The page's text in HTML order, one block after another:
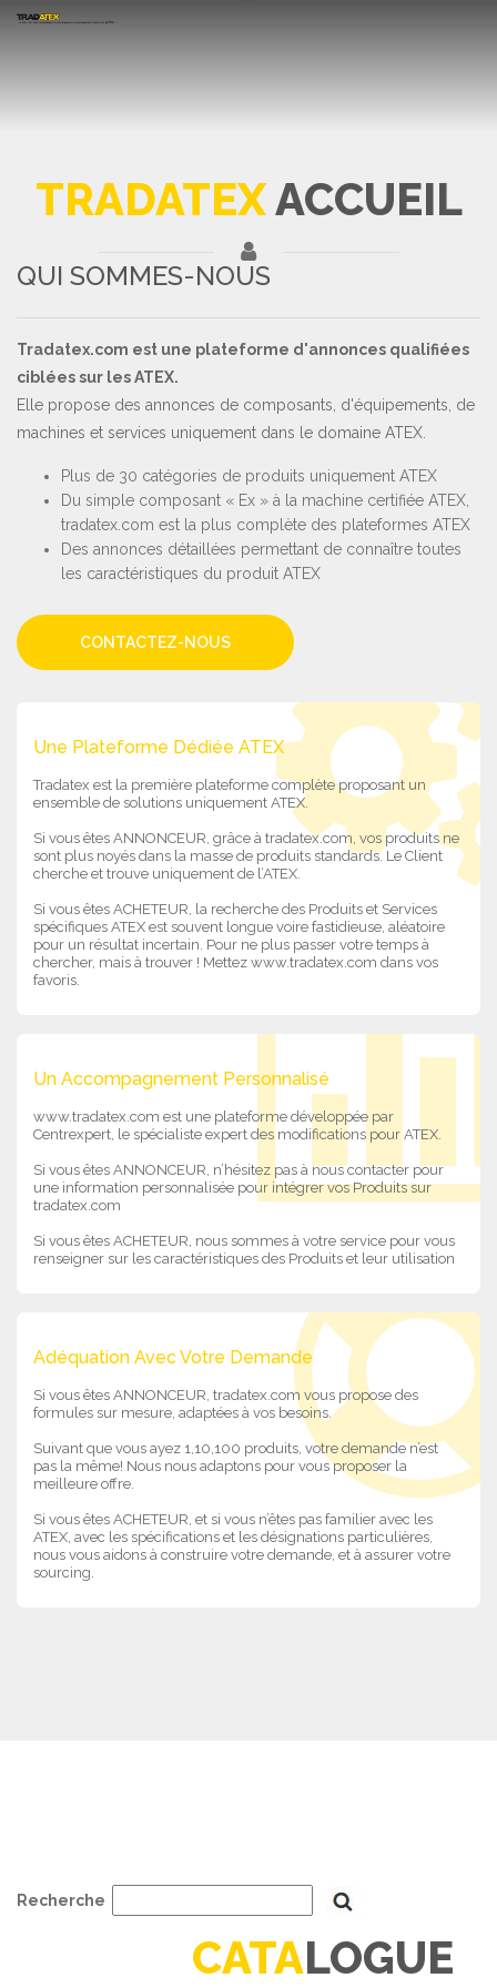
TRADATEXACCUEIL
QUI SOMMES-NOUS
Tradatex.com est une plateforme d'annonces qualifiées
ciblées sur les ATEX.
Elle propose des annonces de composants, d'équipements, de
machines et services uniquement dans le domaine ATEX.
Plus de 30 catégories de produits uniquement ATEX
Du simple composant « Ex » à la machine certifiée ATEX,
tradatex.com est la plus complète des plateformes ATEX
Des annonces détaillées permettant de connaître toutes
les caractéristiques du produit ATEX
CONTACTEZ-NOUS
Une Plateforme Dédiée ATEX
Tradatex est la première plateforme complète proposant un
ensemble de solutions uniquement ATEX.
Si vous êtes ANNONCEUR, grâce à tradatex.com, vos produits ne
sont plus noyés dans la masse de produits standards. Le Client
cherche et trouve uniquement de l’ATEX.
Si vous êtes ACHETEUR, la recherche des Produits et Services
spécifiques ATEX est souvent longue voire fastidieuse, aléatoire
pour un résultat incertain. Pour ne plus passer votre temps à
chercher, mais à trouver ! Mettez www.tradatex.com dans vos
favoris.
Un Accompagnement Personnalisé
www.tradatex.com est une plateforme développée par
Centrexpert, le spécialiste expert des modifications pour ATEX.
Si vous êtes ANNONCEUR, n’hésitez pas à nous contacter pour
une information personnalisée pour intégrer vos Produits sur
tradatex.com
Si vous êtes ACHETEUR, nous sommes à votre service pour vous
renseigner sur les caractéristiques des Produits et leur utilisation
Adéquation Avec Votre Demande
Si vous êtes ANNONCEUR, tradatex.com vous propose des
formules sur mesure, adaptées à vos besoins.
Suivant que vous ayez 1,10,100 produits, votre demande n’est
pas la même! Nous nous adaptons pour vous proposer la
meilleure offre.
Si vous êtes ACHETEUR, et si vous n’êtes pas familier avec les
ATEX, avec les spécifications et les désignations particulières,
nous vous aidons à construire votre demande, et à assurer votre
sourcing.
Recherche
CATALOGUE